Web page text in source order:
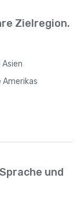
Zielregion.
Amerikas
und